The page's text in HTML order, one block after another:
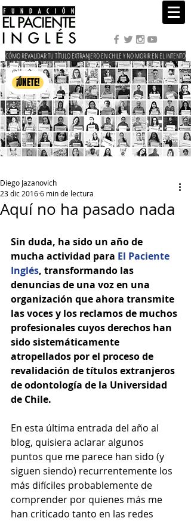
¡ÚNETE!
CÓMO REVALIDAR TU TÍTULO EXTRANJERO EN CHILE Y NO MORIR EN EL INTENTO
Aquí no ha pasado nada
Diego Jazanovich
23 dic 20166 min de lectura
Sin duda, ha sido un año de
mucha actividad para El Paciente
Inglés, transformando las
denuncias de una voz en una
organización que ahora transmite
las voces y los reclamos de muchos
profesionales cuyos derechos han
sido sistemáticamente
atropellados por el proceso de
revalidación de títulos extranjeros
de odontología de la Universidad
de Chile.
En esta última entrada del año al
blog, quisiera aclarar algunos
puntos que me parece han sido (y
siguen siendo) recurrentemente los
más difíciles probablemente de
comprender por quienes más me
han criticado tanto en las redes